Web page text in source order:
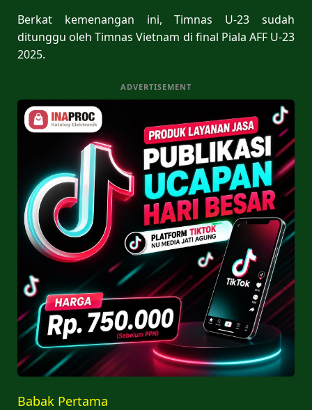
Berkat kemenangan ini, Timnas U-23 sudah
ditunggu oleh Timnas Vietnam di final Piala AFF U-23
2025.
ADVERTISEMENT
Babak Pertama